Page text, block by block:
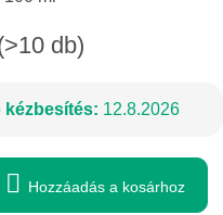
db)
kézbesítés: 12.8.2026
Hozzáadás a kosárhoz